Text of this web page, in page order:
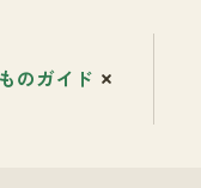
のガイド